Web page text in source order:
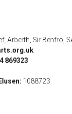
Arberth, Sir Benfro,
869323
1088723